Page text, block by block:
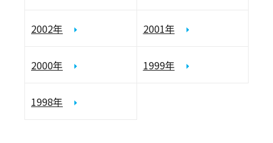
2002年 2001年
2000年 1999年
1998年